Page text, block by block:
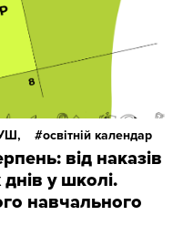
освітній календар
від наказів
днів у школі.
навчального